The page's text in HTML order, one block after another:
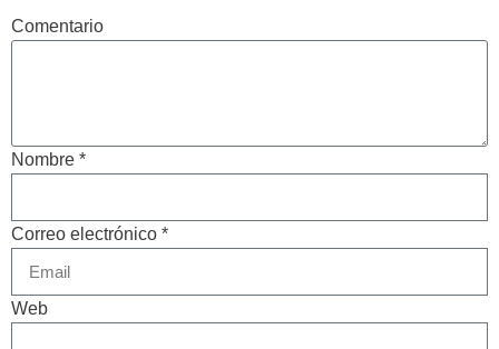
Comentario
Nombre *
Correo electrónico *
Web